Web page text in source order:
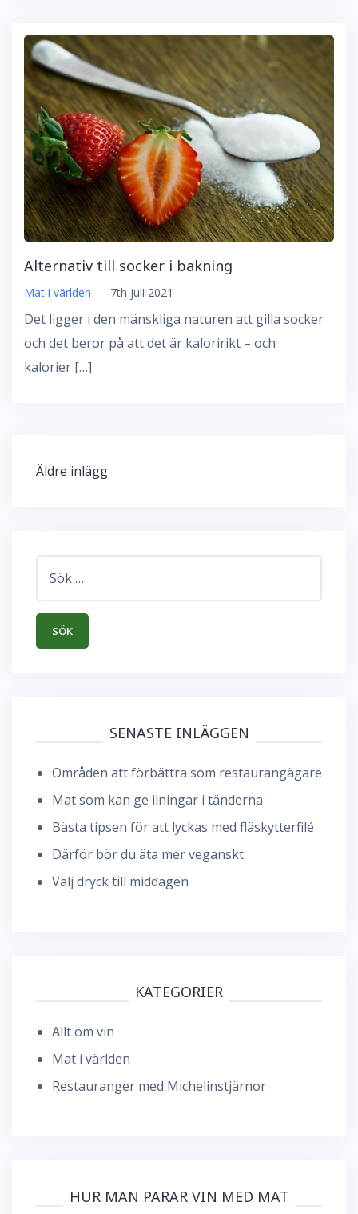
Alternativ till socker i bakning
Mat i världen – 7th juli 2021
Det ligger i den mänskliga naturen att gilla socker
och det beror på att det är kaloririkt – och
kalorier […]
Inläggsnavigering
Äldre inlägg
SENASTE INLÄGGEN
Områden att förbättra som restaurangägare
Mat som kan ge ilningar i tänderna
Bästa tipsen för att lyckas med fläskytterfilé
Därför bör du äta mer veganskt
Välj dryck till middagen
KATEGORIER
Allt om vin
Mat i världen
Restauranger med Michelinstjärnor
HUR MAN PARAR VIN MED MAT